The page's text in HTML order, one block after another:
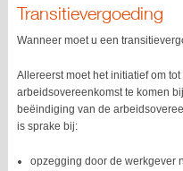
Transitievergoeding
Wanneer moet u een
Allereerst moet het initiatief om
arbeidsovereenkomst te komen
beëindiging van de
is sprake bij:
opzegging door de werkgever